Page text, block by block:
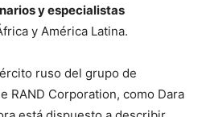
y especialistas
y América Latina.
ruso del grupo de
RAND Corporation, como Dara